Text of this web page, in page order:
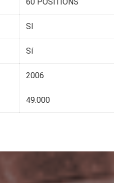
60 POSITIONS
SI
Sí
2006
49.000